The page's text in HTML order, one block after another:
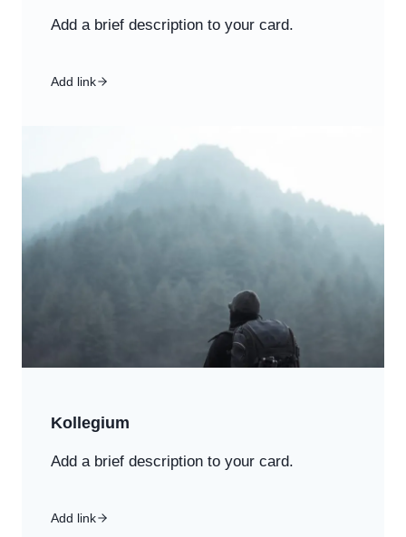
Add a brief description to your card.
Add link
Kollegium
Add a brief description to your card.
Add link